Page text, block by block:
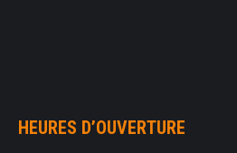
HEURES D’OUVERTURE